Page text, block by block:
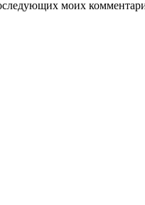
моих